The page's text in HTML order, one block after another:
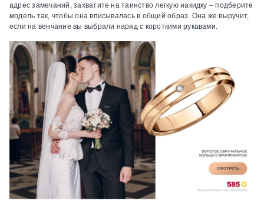
адрес замечаний, захватите на таинство легкую накидку – подберите
модель так, чтобы она вписывалась в общий образ. Она же выручит,
если на венчание вы выбрали наряд с короткими рукавами.